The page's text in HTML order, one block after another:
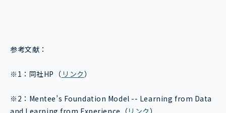
参考文献：
※1：同社HP （ リンク）
※2： Mentee’s Foundation Model -- Learning from Data